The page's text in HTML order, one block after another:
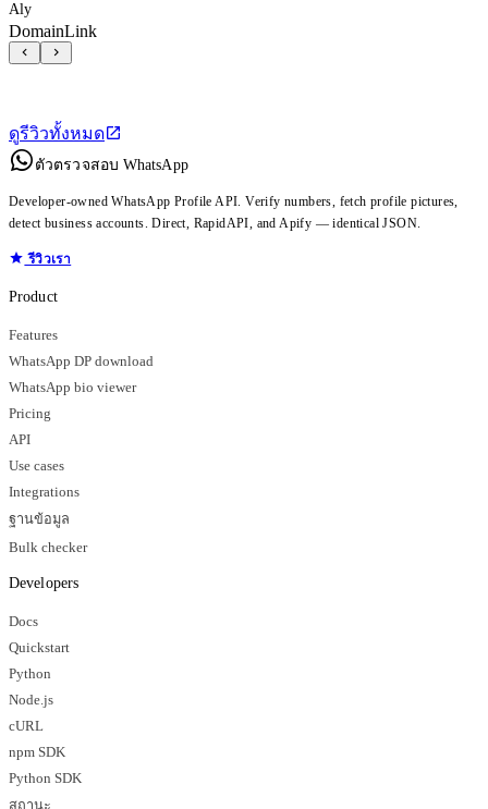
Aly
DomainLink
ดูรีวิวทั้งหมด
ตัวตรวจสอบ WhatsApp
Developer-owned WhatsApp Profile API. Verify numbers, fetch profile pictures,
detect business accounts. Direct, RapidAPI, and Apify — identical JSON.
รีวิวเรา
Product
Features
WhatsApp DP download
WhatsApp bio viewer
Pricing
API
Use cases
Integrations
ฐานข้อมูล
Bulk checker
Developers
Docs
Quickstart
Python
Node.js
cURL
npm SDK
Python SDK